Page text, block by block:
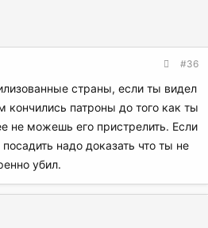
#36
страны, если ты видел
кончились патроны до того как ты
не можешь его пристрелить. Если
надо доказать что ты не
убил.